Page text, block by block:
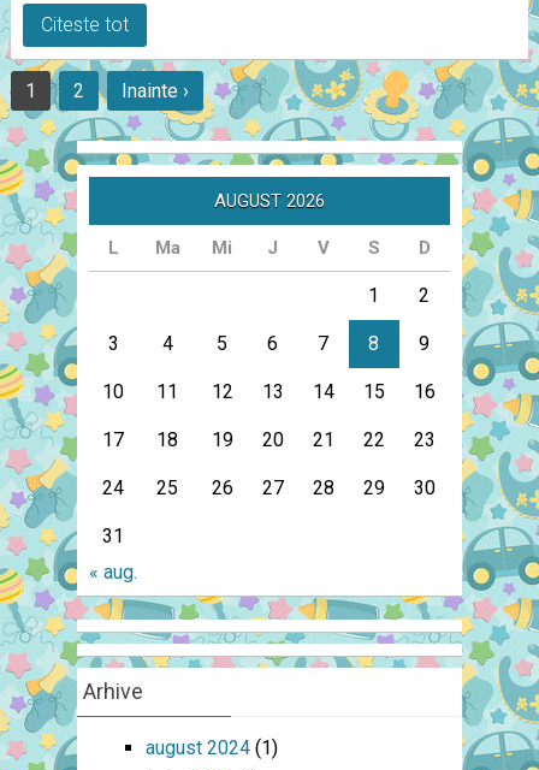
Citeste tot
1 2 Inainte ›
AUGUST 2026
L Ma Mi J V S D
1 2
3 4 5 6 7 8 9
10 11 12 13 14 15 16
17 18 19 20 21 22 23
24 25 26 27 28 29 30
31
« aug.
Arhive
august 2024(1)